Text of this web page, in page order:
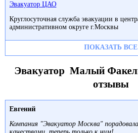
Эвакуатор ЦАО
Круглосуточная служба эвакуации в
административном округе г.Москвы
ПОКАЗАТЬ ВСЕ
Эвакуатор Малый
отзывы
Евгений
Компания "Эвакуатор Москва"